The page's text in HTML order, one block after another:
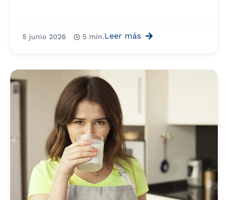
5 junio 2026 5 min.Leer más